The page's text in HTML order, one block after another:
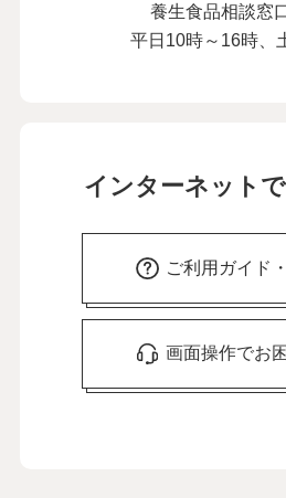
養生食品相談窓
平日10時～16時、
インターネット
ご利用ガイド
画面操作でお